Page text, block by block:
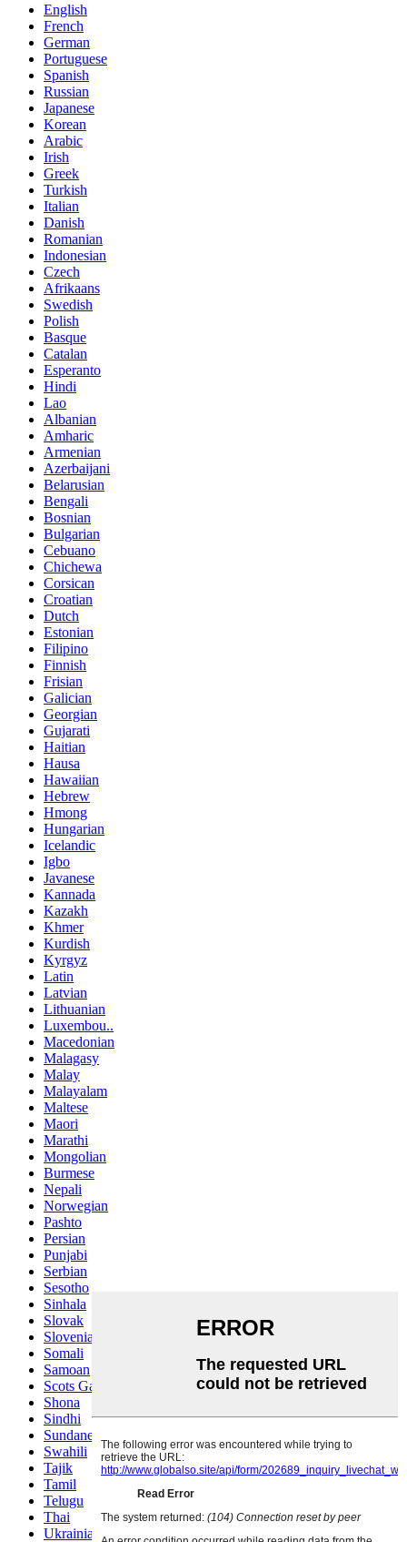
English
French
German
Portuguese
Spanish
Russian
Japanese
Korean
Arabic
Irish
Greek
Turkish
Italian
Danish
Romanian
Indonesian
Czech
Afrikaans
Swedish
Polish
Basque
Catalan
Esperanto
Hindi
Lao
Albanian
Amharic
Armenian
Azerbaijani
Belarusian
Bengali
Bosnian
Bulgarian
Cebuano
Chichewa
Corsican
Croatian
Dutch
Estonian
Filipino
Finnish
Frisian
Galician
Georgian
Gujarati
Haitian
Hausa
Hawaiian
Hebrew
Hmong
Hungarian
Icelandic
Igbo
Javanese
Kannada
Kazakh
Khmer
Kurdish
Kyrgyz
Latin
Latvian
Lithuanian
Luxembou..
Macedonian
Malagasy
Malay
Malayalam
Maltese
Maori
Marathi
Mongolian
Burmese
Nepali
Norwegian
Pashto
Persian
Punjabi
Serbian
Sesotho
Sinhala
Slovak
Slovenian
Somali
Samoan
Scots Gaelic
Shona
Sindhi
Sundanese
Swahili
Tajik
Tamil
Telugu
Thai
Ukrainian